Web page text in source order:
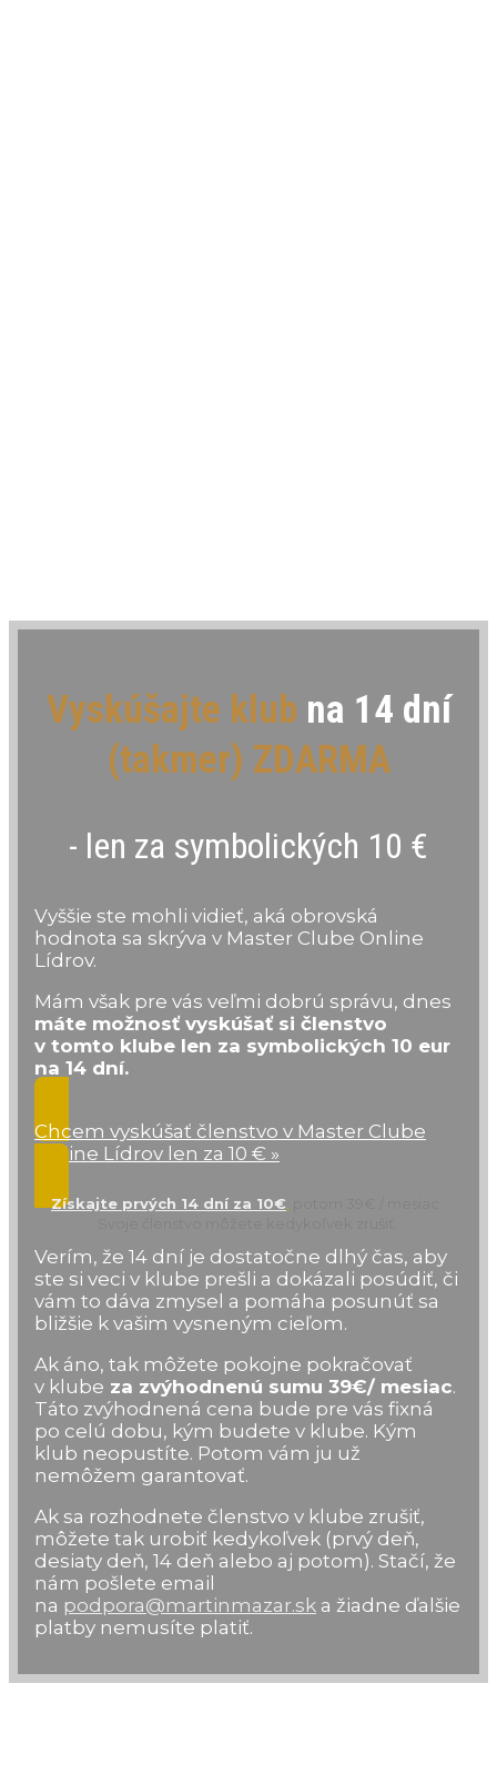
Vyskúšajte klub na 14 dní
(takmer) ZDARMA
- len za symbolických 10 €
Vyššie ste mohli vidieť, aká obrovská
hodnota sa skrýva v Master Clube Online
Lídrov.
Mám však pre vás veľmi dobrú správu, dnes
máte možnosť vyskúšať si členstvo
v tomto klube len za symbolických 10 eur
na 14 dní.
Chcem vyskúšať členstvo v Master Clube
Online Lídrov len za 10 € »
Získajte prvých 14 dní za 10€
Verím, že 14 dní je dostatočne dlhý čas, aby
ste si veci v klube prešli a dokázali posúdiť, či
vám to dáva zmysel a pomáha posunúť sa
bližšie k vašim vysneným cieľom.
Ak áno, tak môžete pokojne pokračovať
v klube za zvýhodnenú sumu 39€/ mesiac.
Táto zvýhodnená cena bude pre vás fixná
po celú dobu, kým budete v klube. Kým
klub neopustíte. Potom vám ju už
nemôžem garantovať.
Ak sa rozhodnete členstvo v klube zrušiť,
môžete tak urobiť kedykoľvek (prvý deň,
desiaty deň, 14 deň alebo aj potom). Stačí, že
nám pošlete email
na podpora@martinmazar.sk a žiadne ďalšie
platby nemusíte platiť.